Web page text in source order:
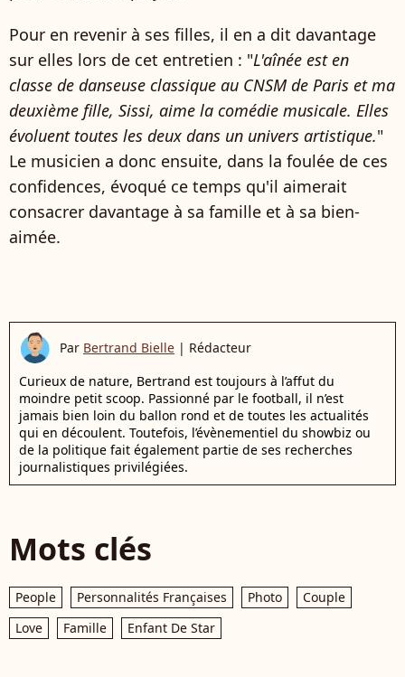
Pour en revenir à ses filles, il en a dit davantage
sur elles lors de cet entretien : "L'aînée est en
classe de danseuse classique au CNSM de Paris et ma
deuxième fille, Sissi, aime la comédie musicale. Elles
évoluent toutes les deux dans un univers artistique."
Le musicien a donc ensuite, dans la foulée de ces
confidences, évoqué ce temps qu'il aimerait
consacrer davantage à sa famille et à sa bien-
aimée.
Par Bertrand Bielle | Rédacteur
Curieux de nature, Bertrand est toujours à l’affut du
moindre petit scoop. Passionné par le football, il n’est
jamais bien loin du ballon rond et de toutes les actualités
qui en découlent. Toutefois, l’évènementiel du showbiz ou
de la politique fait également partie de ses recherches
journalistiques privilégiées.
Mots clés
People Personnalités Françaises Photo
Couple
Love
Famille Enfant De Star